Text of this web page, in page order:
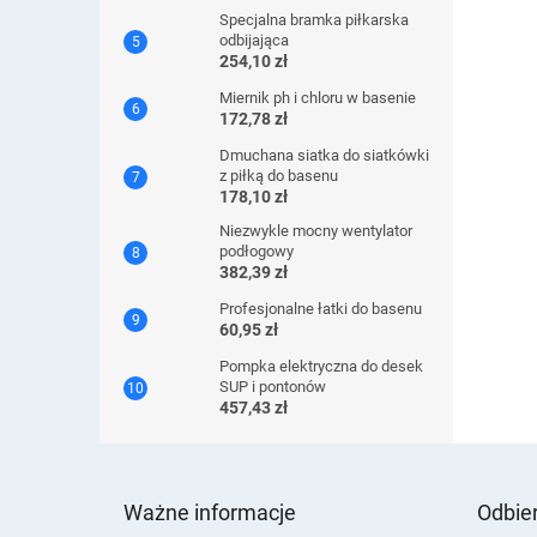
Specjalna bramka piłkarska
odbijająca
254,10 zł
Miernik ph i chloru w basenie
172,78 zł
Dmuchana siatka do siatkówki
z piłką do basenu
178,10 zł
Niezwykle mocny wentylator
podłogowy
382,39 zł
Profesjonalne łatki do basenu
60,95 zł
Pompka elektryczna do desek
SUP i pontonów
457,43 zł
Ważne informacje